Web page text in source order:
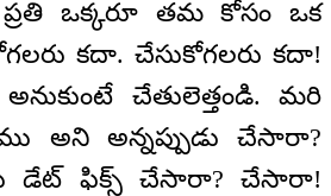
ఒక్కరూ తమ కోసం ఒక
కదా. చేసుకోగలరు కదా!
చేతులెత్తండి. మరి
అని అన్నప్పుడు చేసారా?
డేట్ ఫిక్స్‌ చేసారా? చేసారా!